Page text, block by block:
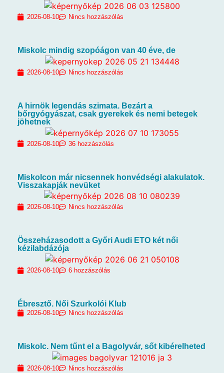
2026-08-10 Nincs hozzászólás
Miskolc mindig szopóágon van 40 éve, de
2026-08-10 Nincs hozzászólás
A hirnök legendás szimata. Bezárt a
bőrgyógyászat, csak gyerekek és nemi betegek
jöhetnek
2026-08-10 36 hozzászólás
Miskolcon már nicsennek honvédségi alakulatok.
Visszakapják nevüket
2026-08-10 Nincs hozzászólás
Összeházasodott a Győri Audi ETO két női
kézilabdázója
2026-08-10 6 hozzászólás
Ébresztő. Női Szurkolói Klub
2026-08-10 Nincs hozzászólás
Miskolc. Nem tűnt el a Bagolyvár, sőt kibérelheted
2026-08-10 Nincs hozzászólás